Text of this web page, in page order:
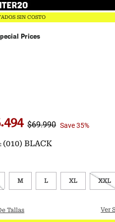
SIN COSTO
Prices
.494 $69.990 Save35%
(010) BLACK
M L XL XXL
Tallas Ver
Términos más